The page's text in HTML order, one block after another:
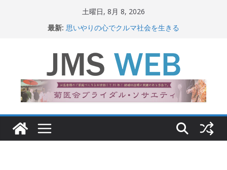
ッ
土曜日, 8月 8, 2026
最新: 思いやりの心でクルマ社会を生きる
関東大震災から100 年
新生ニッポン！